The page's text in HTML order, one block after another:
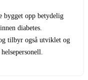
bygget opp betydelig
diabetes.
tilbyr også utviklet og